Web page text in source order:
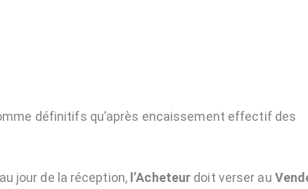
définitifs qu’après encaissement effectif des
jour de la réception, l’Acheteur doit verser au